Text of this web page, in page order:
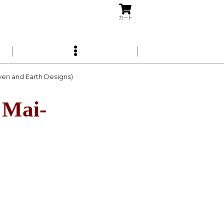
カート
and Earth Designs)